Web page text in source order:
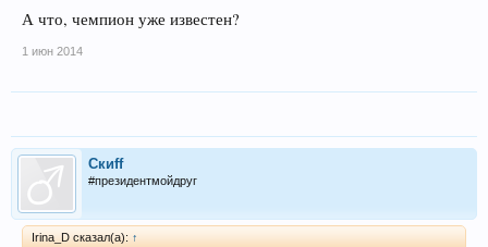
А что, чемпион уже известен?
1 июн 2014
Скиff
#президентмойдруг
Irina_D сказал(а): ↑